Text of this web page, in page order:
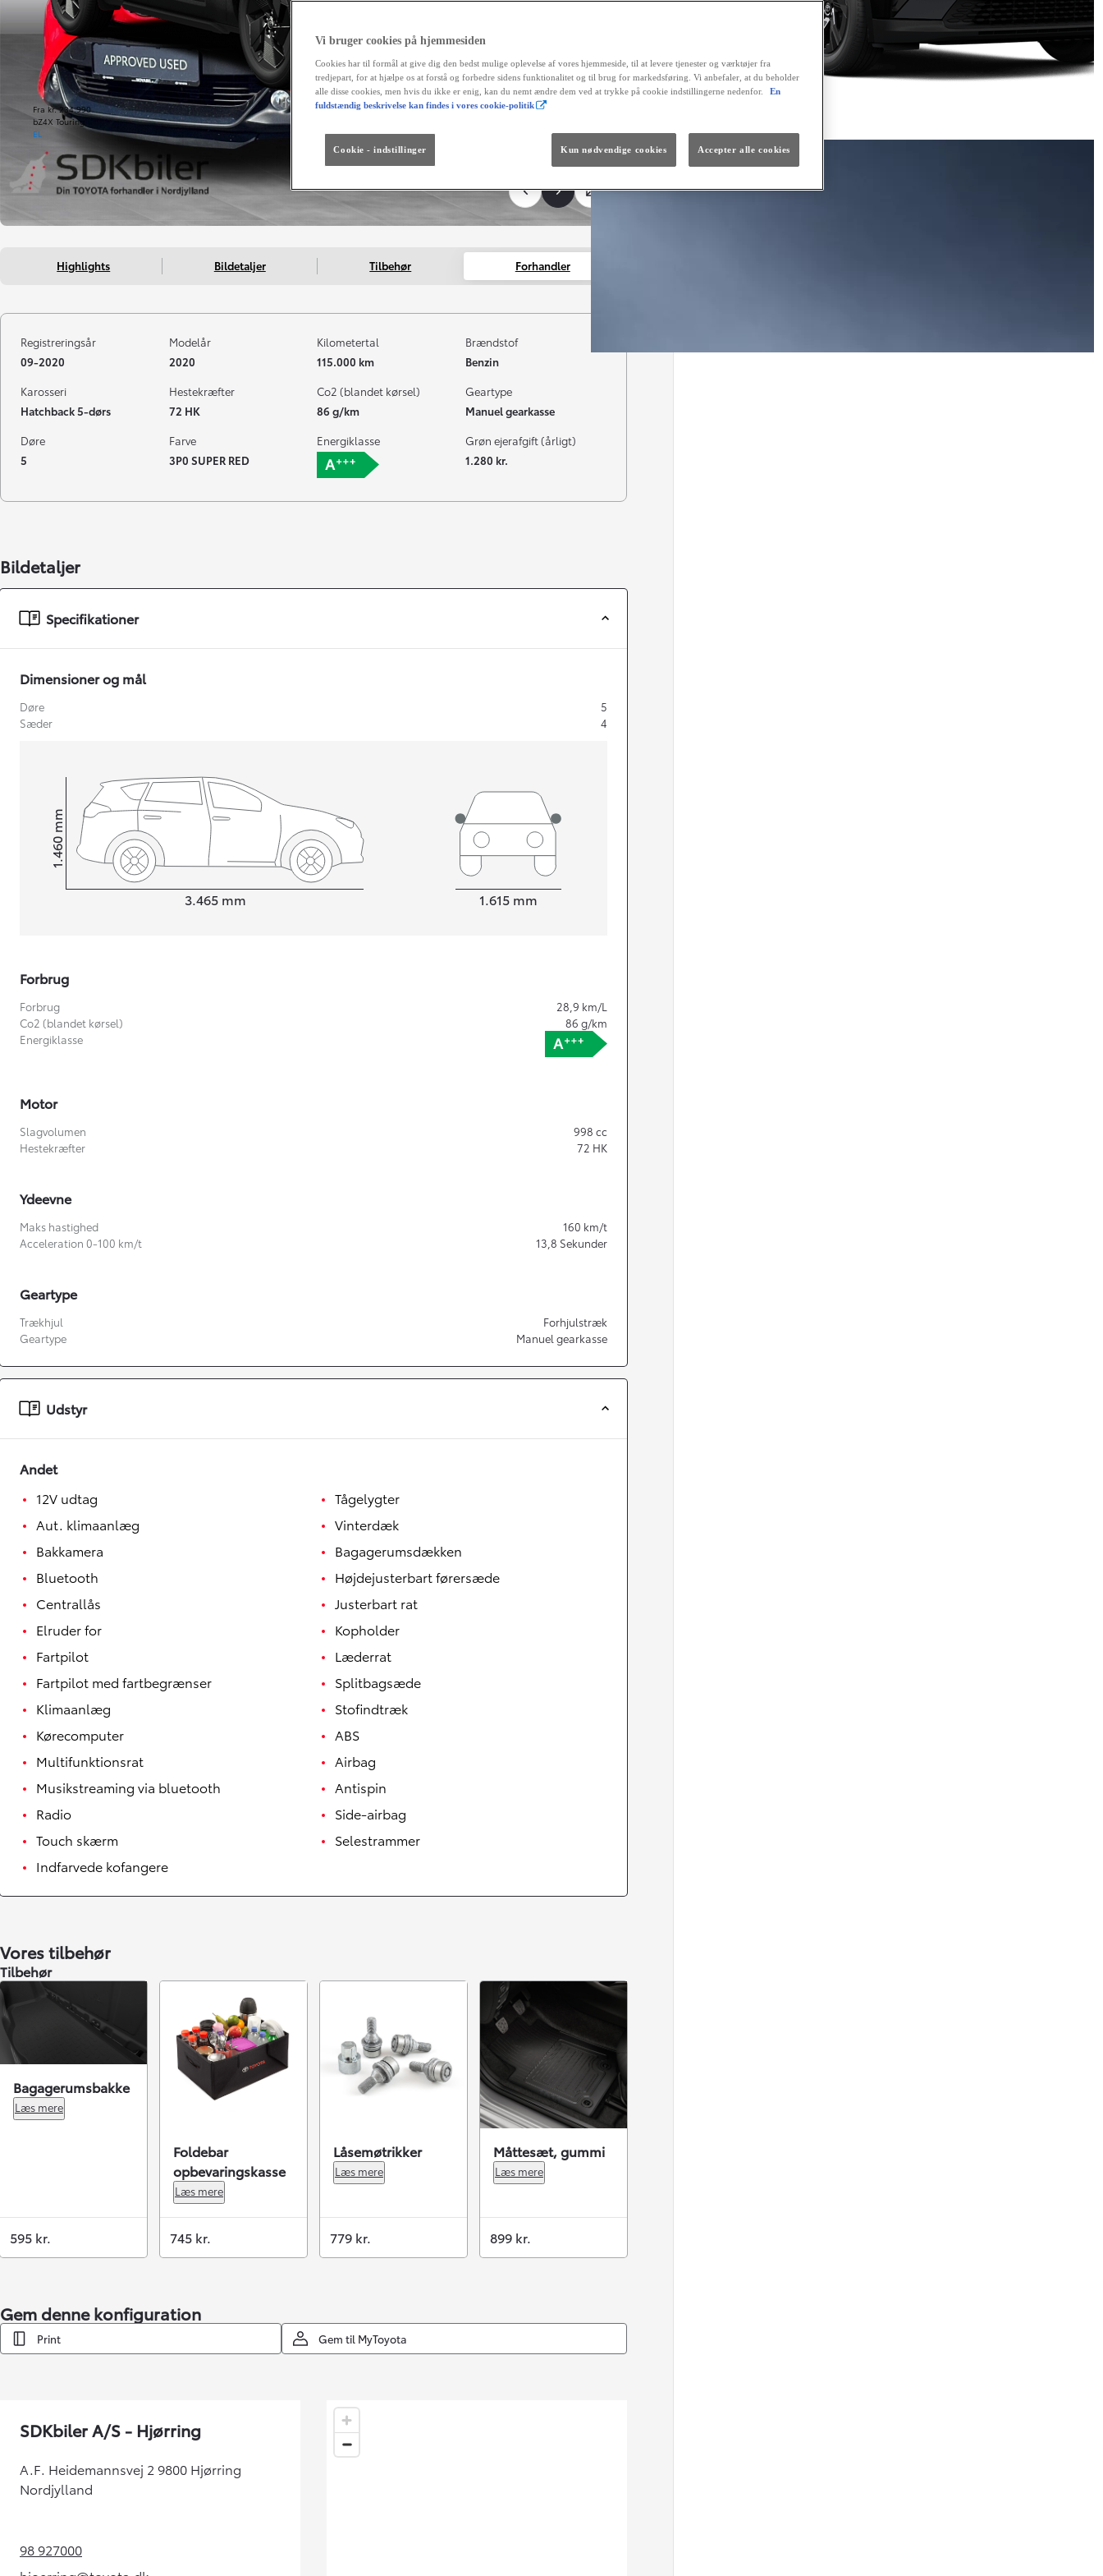
Fra kr. 234.990
bZ4X Touring
EL
Fra kr. 349.990
The soul lives on.
HYBRID
Highlights Bildetaljer Tilbehør Forhandler
Registreringsår
09-2020
Modelår
2020
Kilometertal
115.000 km
Brændstof
Benzin
Karosseri
Hatchback 5-dørs
Hestekræfter
72 HK
Co2 (blandet kørsel)
86 g/km
Geartype
Manuel gearkasse
Døre
5
Farve
3P0 SUPER RED
Energiklasse
Grøn ejerafgift (årligt)
1.280 kr.
Bildetaljer
Specifikationer
Dimensioner og mål
Døre
5
Sæder
4
3.465 mm
Højt1.460
mm
1.615 mm
Forbrug
Forbrug 28,9 km/L
Co2 (blandet kørsel)
86 g/km
Energiklasse
Motor
Slagvolumen 998 cc
Hestekræfter
72 HK
Ydeevne
Maks hastighed 160 km/t
Acceleration 0-100 km/t
13,8 Sekunder
Geartype
Trækhjul
Forhjulstræk
Geartype
Manuel gearkasse
Udstyr
Andet
12V udtag
Aut. klimaanlæg
Bakkamera
Bluetooth
Centrallås
Elruder for
Fartpilot
Fartpilot med fartbegrænser
Klimaanlæg
Kørecomputer
Multifunktionsrat
Musikstreaming via bluetooth
Radio
Touch skærm
Indfarvede kofangere
Tågelygter
Vinterdæk
Bagagerumsdækken
Højdejusterbart førersæde
Justerbart rat
Kopholder
Læderrat
Splitbagsæde
Stofindtræk
ABS
Airbag
Antispin
Side-airbag
Selestrammer
Vores tilbehør
Tilbehør
Bagagerumsbakke
Læs mere
595 kr.
Foldebar
opbevaringskasse
Læs mere
745 kr.
Låsemøtrikker
Læs mere
779 kr.
Måttesæt, gummi
Læs mere
899 kr.
Gem denne konfiguration
Print Gem til MyToyota
SDKbiler A/S - Hjørring
A.F. Heidemannsvej 2 9800 Hjørring
Nordjylland
98 927000(Opens in new tab)
Vi bruger cookies på hjemmesiden
Cookies har til formål at give dig den bedst mulige oplevelse af vores hjemmeside, til at levere tjenester og værktøjer fra
tredjepart, for at hjælpe os at forstå og forbedre sidens funktionalitet og til brug for markedsføring. Vi anbefaler, at du beholder
alle disse cookies, men hvis du ikke er enig, kan du nemt ændre dem ved at trykke på cookie indstillingerne nedenfor.
En
fuldstændig beskrivelse kan findes i vores cookie-politik
Cookie - indstillinger Kun nødvendige cookies Accepter alle cookies